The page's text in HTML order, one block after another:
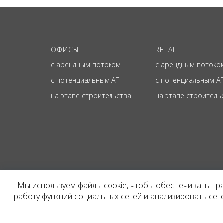
ОФИСЫ
с арендным потоком
с потенциальным АП
на этапе строительства
RETAIL
с арендным
с потенциальным
на этапе
Представленная на
и не является
Мы используем файлы cookie, чтобы обеспечивать
работу функций социальных сетей и анализировать